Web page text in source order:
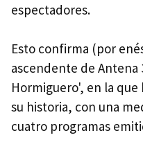
espectadores.
Esto confirma (por
ascendente de
Hormiguero', en la que
su historia, con una
cuatro programas